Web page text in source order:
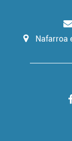
Nafarroa